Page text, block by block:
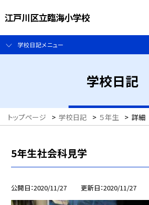
江戸川区立臨海小学校
学校日記メニュー
学校日記
トップページ > 学校日記 > ５年生 > 詳細
5年生社会科見学
公開日 2020/11/27 更新日 2020/11/27